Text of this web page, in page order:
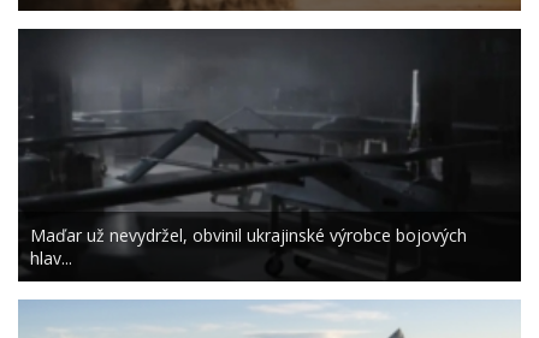
Maďar už nevydržel, obvinil ukrajinské výrobce bojových
hlav...